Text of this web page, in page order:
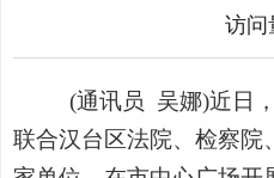
访问
(通讯员 吴娜)近日
联合汉台区法院、检察院